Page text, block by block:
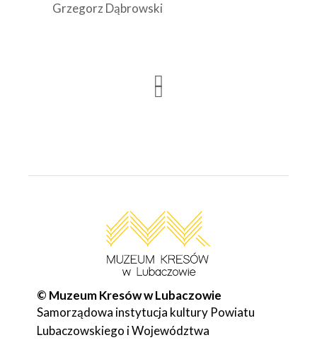
Grzegorz Dąbrowski
© Muzeum Kresów w Lubaczowie
Samorządowa instytucja kultury Powiatu
Lubaczowskiego i Województwa